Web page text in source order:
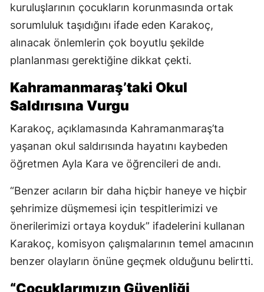
kuruluşlarının çocukların korunmasında ortak
sorumluluk taşıdığını ifade eden Karakoç,
alınacak önlemlerin çok boyutlu şekilde
planlanması gerektiğine dikkat çekti.
Kahramanmaraş’taki Okul
Saldırısına Vurgu
Karakoç, açıklamasında Kahramanmaraş’ta
yaşanan okul saldırısında hayatını kaybeden
öğretmen Ayla Kara ve öğrencileri de andı.
“Benzer acıların bir daha hiçbir haneye ve hiçbir
şehrimize düşmemesi için tespitlerimizi ve
önerilerimizi ortaya koyduk” ifadelerini kullanan
Karakoç, komisyon çalışmalarının temel amacının
benzer olayların önüne geçmek olduğunu belirtti.
“Çocuklarımızın Güvenliği